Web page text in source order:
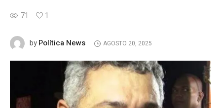
71 1
byPolítica News AGOSTO 20, 2025